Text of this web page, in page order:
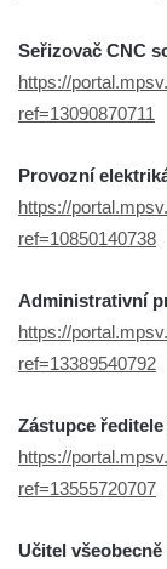
Seřizovač CNC
https://
ref=13090870711
Provozní
https://
ref=10850140738
Administrativní
https://
ref=13389540792
Zástupce
https://
ref=13555720707
Učitel